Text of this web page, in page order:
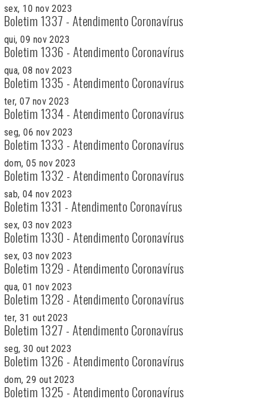
sex, 10 nov 2023
Boletim 1337 - Atendimento Coronavírus
qui, 09 nov 2023
Boletim 1336 - Atendimento Coronavírus
qua, 08 nov 2023
Boletim 1335 - Atendimento Coronavírus
ter, 07 nov 2023
Boletim 1334 - Atendimento Coronavírus
seg, 06 nov 2023
Boletim 1333 - Atendimento Coronavírus
dom, 05 nov 2023
Boletim 1332 - Atendimento Coronavírus
sab, 04 nov 2023
Boletim 1331 - Atendimento Coronavírus
sex, 03 nov 2023
Boletim 1330 - Atendimento Coronavírus
sex, 03 nov 2023
Boletim 1329 - Atendimento Coronavírus
qua, 01 nov 2023
Boletim 1328 - Atendimento Coronavírus
ter, 31 out 2023
Boletim 1327 - Atendimento Coronavírus
seg, 30 out 2023
Boletim 1326 - Atendimento Coronavírus
dom, 29 out 2023
Boletim 1325 - Atendimento Coronavírus